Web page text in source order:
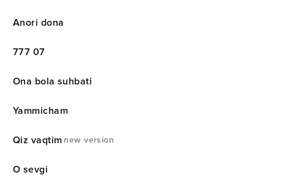
Anori dona
777 07
Ona bola suhbati
Yammicham
Qiz vaqtim new version
O sevgi